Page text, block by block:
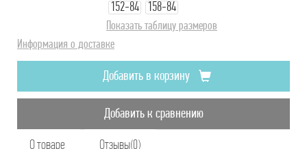
152-84
158-84
Показать таблицу размеров
Информация о доставке
Добавить в корзину
Добавить к сравнению
О товаре Отзывы(0)